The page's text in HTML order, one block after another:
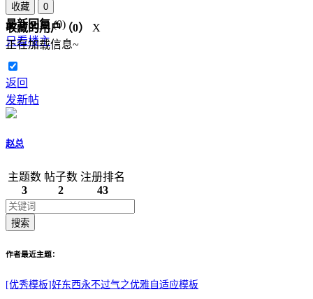
收藏
0
收藏的用户（0）
X
正在加载信息~
最新回复(0)
只看楼主
返回
发新帖
赵总
主题数
3
帖子数
2
注册排名
43
搜索
作者最近主题：
[优秀模板]好东西永不过气之优雅自适应模板